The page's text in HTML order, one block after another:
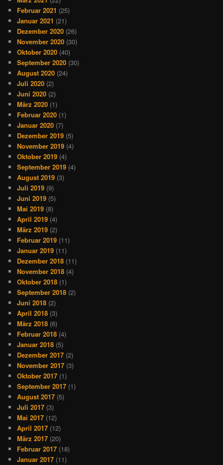
Februar 2021 (25)
Januar 2021 (21)
Dezember 2020 (26)
November 2020 (30)
Oktober 2020 (40)
September 2020 (30)
August 2020 (24)
Juli 2020 (2)
Juni 2020 (2)
März 2020 (1)
Februar 2020 (1)
Januar 2020 (7)
Dezember 2019 (5)
November 2019 (4)
Oktober 2019 (4)
September 2019 (4)
August 2019 (3)
Juli 2019 (9)
Juni 2019 (5)
Mai 2019 (8)
April 2019 (4)
März 2019 (2)
Februar 2019 (11)
Januar 2019 (11)
Dezember 2018 (11)
November 2018 (4)
Oktober 2018 (1)
September 2018 (2)
Juni 2018 (2)
April 2018 (3)
März 2018 (6)
Februar 2018 (4)
Januar 2018 (5)
Dezember 2017 (2)
November 2017 (3)
Oktober 2017 (1)
September 2017 (1)
August 2017 (5)
Juli 2017 (3)
Mai 2017 (12)
April 2017 (12)
März 2017 (20)
Februar 2017 (18)
Januar 2017 (11)